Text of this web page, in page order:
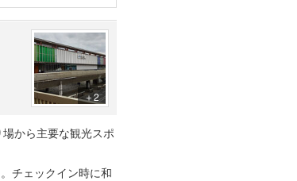
＋2
から主要な観光スポ
チェックイン時に和